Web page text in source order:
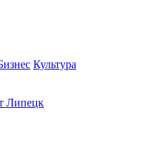
Культура
Липецк